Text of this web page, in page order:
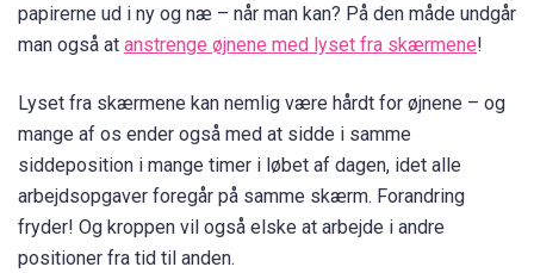
papirerne ud i ny og næ – når man kan? På den måde undgår
man også at anstrenge øjnene med lyset fra skærmene!
Lyset fra skærmene kan nemlig være hårdt for øjnene – og
mange af os ender også med at sidde i samme
siddeposition i mange timer i løbet af dagen, idet alle
arbejdsopgaver foregår på samme skærm. Forandring
fryder! Og kroppen vil også elske at arbejde i andre
positioner fra tid til anden.